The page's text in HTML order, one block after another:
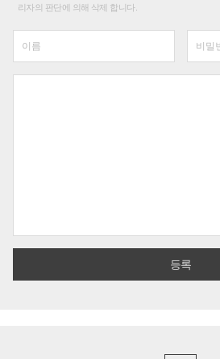
리자의 판단에 의해 삭제 합니다.